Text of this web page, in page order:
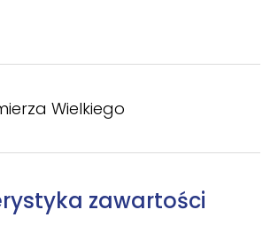
Wielkiego
zawartości